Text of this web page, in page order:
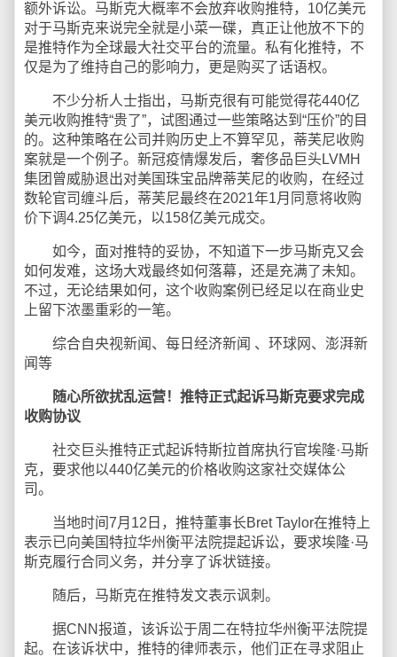
额外诉讼。马斯克大概率不会放弃收购推特，10亿美元
对于马斯克来说完全就是小菜一碟，真正让他放不下的
是推特作为全球最大社交平台的流量。私有化推特，不
仅是为了维持自己的影响力，更是购买了话语权。
不少分析人士指出，马斯克很有可能觉得花440亿
美元收购推特“贵了”，试图通过一些策略达到“压价”的目
的。这种策略在公司并购历史上不算罕见，蒂芙尼收购
案就是一个例子。新冠疫情爆发后，奢侈品巨头LVMH
集团曾威胁退出对美国珠宝品牌蒂芙尼的收购，在经过
数轮官司缠斗后，蒂芙尼最终在2021年1月同意将收购
价下调4.25亿美元，以158亿美元成交。
如今，面对推特的妥协，不知道下一步马斯克又会
如何发难，这场大戏最终如何落幕，还是充满了未知。
不过，无论结果如何，这个收购案例已经足以在商业史
上留下浓墨重彩的一笔。
综合自央视新闻、每日经济新闻 、环球网、澎湃新
闻等
随心所欲扰乱运营！推特正式起诉马斯克要求完成
收购协议
社交巨头推特正式起诉特斯拉首席执行官埃隆·马斯
克，要求他以440亿美元的价格收购这家社交媒体公
司。
当地时间7月12日，推特董事长Bret Taylor在推特上
表示已向美国特拉华州衡平法院提起诉讼，要求埃隆·马
斯克履行合同义务，并分享了诉状链接。
随后，马斯克在推特发文表示讽刺。
据CNN报道，该诉讼于周二在特拉华州衡平法院提
起。在该诉状中，推特的律师表示，他们正在寻求阻止